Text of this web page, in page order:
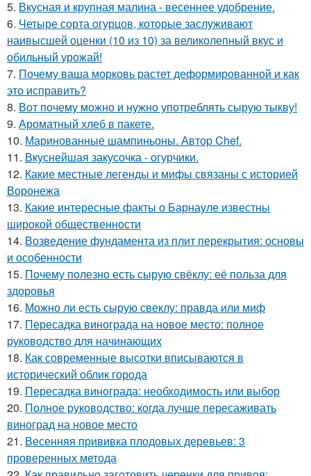
5. Вкусная и крупная малина - весеннее удобрение.
6. Четыре сорта огурцов, которые заслуживают
наивысшей оценки (10 из 10) за великолепный вкус и
обильный урожай!
7. Почему ваша морковь растет деформированной и как
это исправить?
8. Вот почему можно и нужно употреблять сырую тыкву!
9. Ароматный хлеб в пакете.
10. Маринованные шампиньоны. Автор Chef.
11. Вкуснейшая закусочка - огурчики.
12. Какие местные легенды и мифы связаны с историей
Воронежа
13. Какие интересные факты о Барнауле известны
широкой общественности
14. Возведение фундамента из плит перекрытия: основы
и особенности
15. Почему полезно есть сырую свёклу: её польза для
здоровья
16. Можно ли есть сырую свеклу: правда или миф
17. Пересадка винограда на новое место: полное
руководство для начинающих
18. Как современные высотки вписываются в
исторический облик города
19. Пересадка винограда: необходимость или выбор
20. Полное руководство: когда лучше пересаживать
виноград на новое место
21. Весенняя прививка плодовых деревьев: 3
проверенных метода